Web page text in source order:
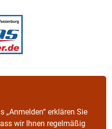
„Anmelden“ erklären Sie
wir Ihnen regelmäßig